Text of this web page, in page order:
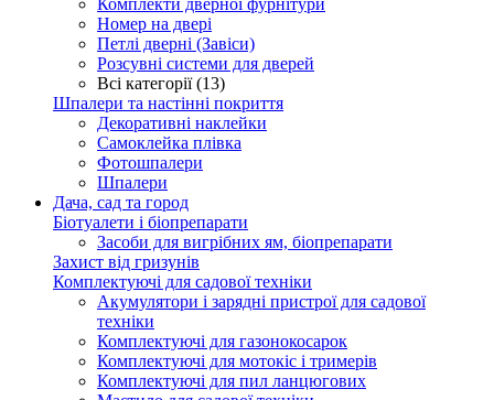
Комплекти дверної фурнітури
Номер на двері
Петлі дверні (Завіси)
Розсувні системи для дверей
Всі категорії (13)
Шпалери та настінні покриття
Декоративні наклейки
Самоклейка плівка
Фотошпалери
Шпалери
Дача, сад та город
Біотуалети і біопрепарати
Засоби для вигрібних ям, біопрепарати
Захист від гризунів
Комплектуючі для садової техніки
Акумулятори і зарядні пристрої для садової
техніки
Комплектуючі для газонокосарок
Комплектуючі для мотокіс і тримерів
Комплектуючі для пил ланцюгових